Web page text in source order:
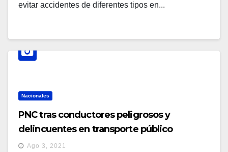
evitar accidentes de diferentes tipos en...
Nacionales
PNC tras conductores peligrosos y
delincuentes en transporte público
Ago 3, 2021